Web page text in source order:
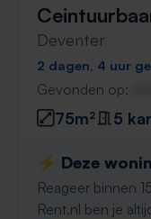
Deventer
2 dagen, 4 uur
Gevonden op:
75m² 5
⚡️ Deze
Reageer binnen
Rent.nl ben je